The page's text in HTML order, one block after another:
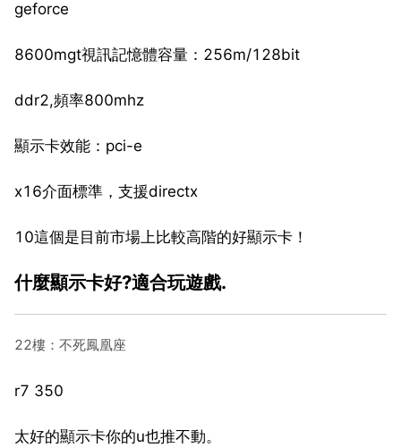
geforce
8600mgt視訊記憶體容量：256m/128bit
ddr2,頻率800mhz
顯示卡效能：pci-e
x16介面標準，支援directx
10這個是目前市場上比較高階的好顯示卡！
什麼顯示卡好?適合玩遊戲.
22樓：不死鳳凰座
r7 350
太好的顯示卡你的u也推不動。